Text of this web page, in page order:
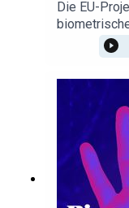
Die EU-
Senegal.
schon
eine
derweil in